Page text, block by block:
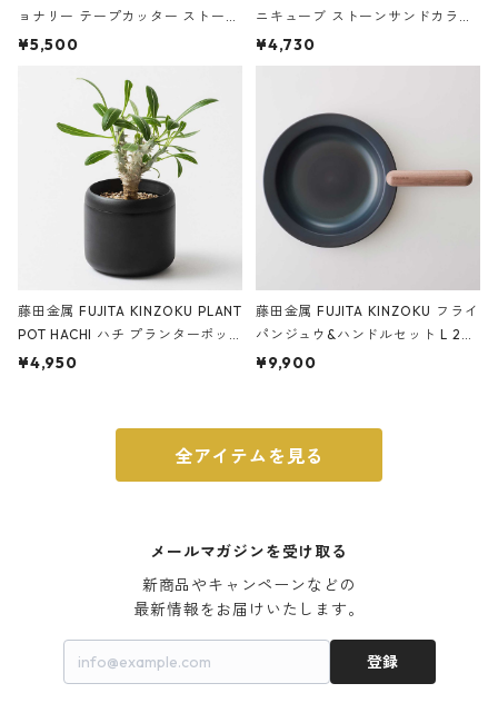
ョナリー テープカッター ストーン
サンドカラー 石調 ideaco Station
¥5,500
ニキューブ ストーンサンドカラー
石調 ideaco Umbrella Stand CUB
E ストーンサンドブラック
¥4,730
藤田金属 FUJITA KINZOKU PLANT
POT HACHI ハチ プランターポッ
ト 3号 ブラック
¥4,950
藤田金属 FUJITA KINZOKU フライ
パンジュウ&ハンドルセット L 24c
m ガス火・IH対応 鉄フライパン
¥9,900
全アイテムを見る
メールマガジンを受け取る
新商品やキャンペーンなどの
最新情報をお届けいたします。
登録